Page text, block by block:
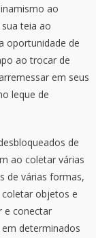
ao
teia ao
oportunidade de
ao trocar de
em seus
leque de
de
ao coletar várias
de várias formas,
objetos e
e conectar
determinados